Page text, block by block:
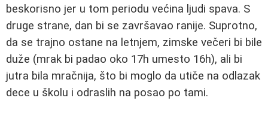
beskorisno jer u tom periodu većina ljudi spava. S
druge strane, dan bi se završavao ranije. Suprotno,
da se trajno ostane na letnjem, zimske večeri bi bile
duže (mrak bi padao oko 17h umesto 16h), ali bi
jutra bila mračnija, što bi moglo da utiče na odlazak
dece u školu i odraslih na posao po tami.